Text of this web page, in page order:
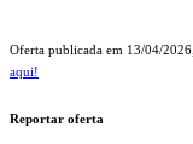
Oferta publicada em 13/04/2026
aqui!
Reportar oferta